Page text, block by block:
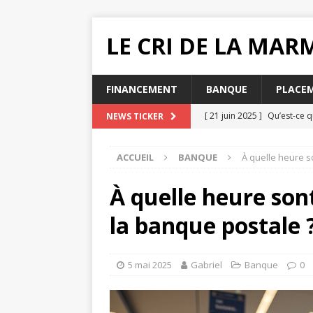
LE CRI DE LA
FINANCEMENT BANQUE
NEWS TICKER [ 21 juin 2025 ] Qu’est-ce
MUTUELLE SANTÉ
[ 19 juin 2025 ]
Quelle
[ 31 juillet 2025 ]
ACCUEIL BANQUE À quelle heure
À quelle heure
la banque postale
5 mai 2025 Gabriel Banque 0